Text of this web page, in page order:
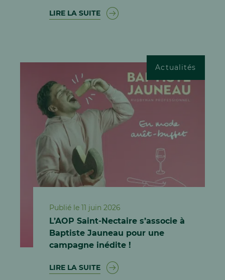
LIRE LA SUITE
Actualités
Publié le 11 juin 2026
L’AOP Saint-Nectaire s’associe à
Baptiste Jauneau pour une
campagne inédite !
LIRE LA SUITE